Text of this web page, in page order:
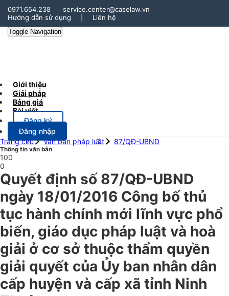
0971.654.238
service.center@caselaw.vn
Hướng dẫn sử dụng
Liên hệ
Toggle Navigation
Giới thiệu
Giải pháp
Bảng giá
Bài viết
Đăng ký
Đăng nhập
Trang chủ
Văn bản pháp luật 87/QĐ-UBND
Thông tin văn bản
100
0
Quyết định số 87/QĐ-UBND
ngày 18/01/2016 Công bố thủ
tục hành chính mới lĩnh vực phổ
biến, giáo dục pháp luật và hoà
giải ở cơ sở thuộc thẩm quyền
giải quyết của Ủy ban nhân dân
cấp huyện và cấp xã tỉnh Ninh